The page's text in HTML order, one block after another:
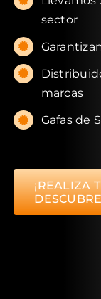
sector
marcas
Gafas de
¡REALIZA